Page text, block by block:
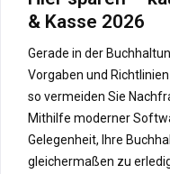
& Kasse 2026
Gerade in der
Vorgaben und
so vermeiden Sie
Mithilfe moderner
Gelegenheit, Ihre
gleichermaßen zu